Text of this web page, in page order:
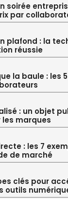
soirée
par
plafond : la
réussie
la baule : les
: un objet
marques
: les 7
de marché
clés pour
outils